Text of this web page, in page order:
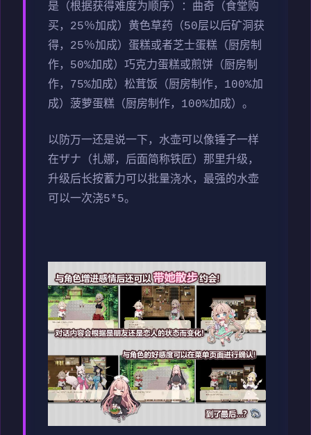
是（根据获得难度为顺序）：曲奇（食堂购
买，25％加成）黄色草药（50层以后矿洞获
得，25％加成）蛋糕或者芝士蛋糕（厨房制
作，50%加成）巧克力蛋糕或煎饼（厨房制
作，75%加成）松茸饭（厨房制作，100%加
成）菠萝蛋糕（厨房制作，100%加成）。
以防万一还是说一下，水壶可以像锤子一样
在ザナ（扎娜，后面简称铁匠）那里升级，
升级后长按蓄力可以批量浇水，最强的水壶
可以一次浇5*5。